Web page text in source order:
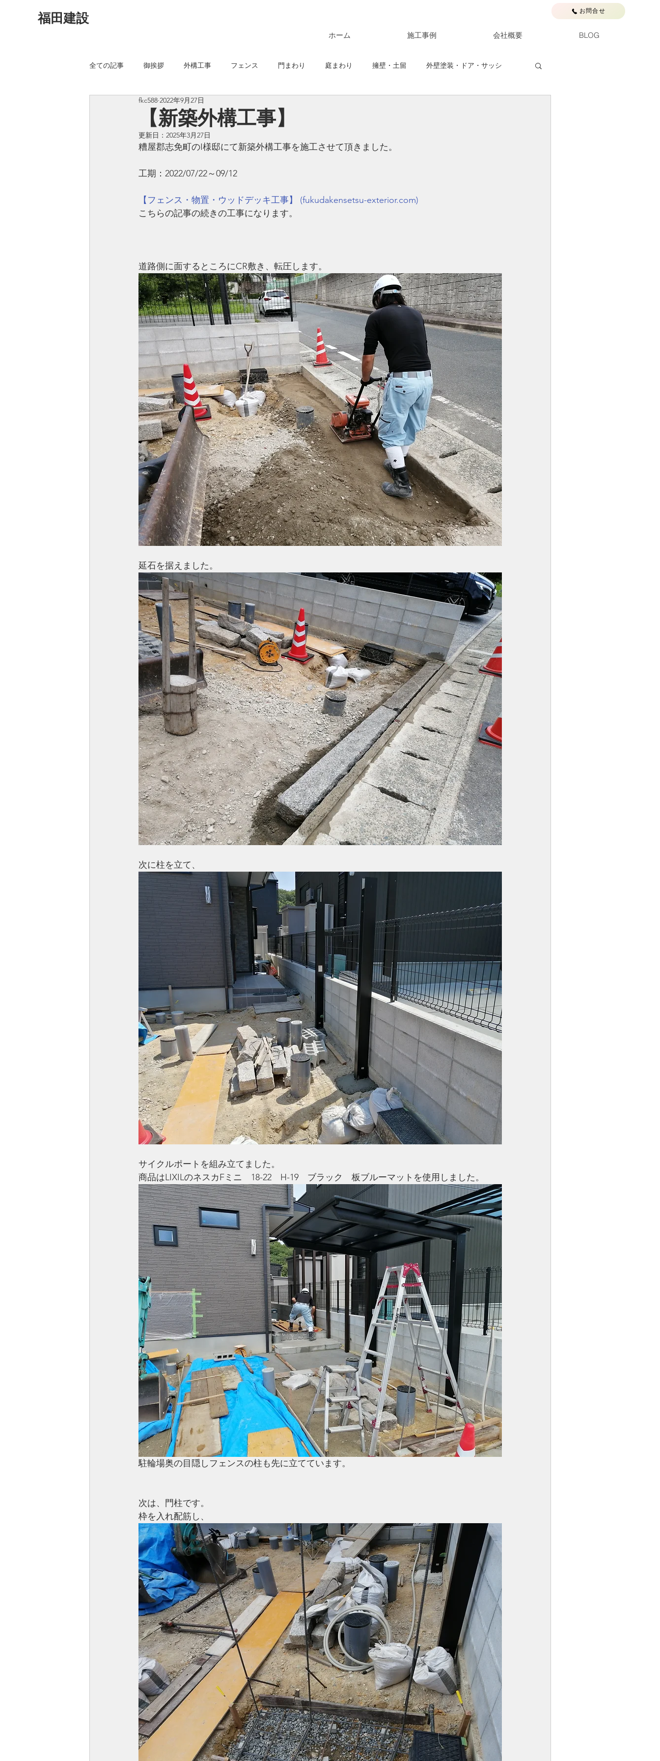
福田建設 お問合せ
ホーム 施工事例 会社概要 BLOG
全ての記事 御挨拶 外構工事 フェンス 門まわり 庭まわり 擁壁・土留 外壁塗装・ドア・サッシ
防草工事
【新築外構工事】
fkc588 2022年9月27日
更新日： 2025年3月27日
糟屋郡志免町のI様邸にて新築外構工事を施工させて頂きました。
工期：2022/07/22～09/12
【フェンス・物置・ウッドデッキ工事】 (fukudakensetsu-exterior.com)
こちらの記事の続きの工事になります。
道路側に面するところにCR敷き、転圧します。
延石を据えました。
次に柱を立て、
サイクルポートを組み立てました。
商品はLIXILのネスカFミニ　18-22　H-19　ブラック　板ブルーマットを使用しました。
駐輪場奥の目隠しフェンスの柱も先に立てています。
次は、門柱です。
枠を入れ配筋し、